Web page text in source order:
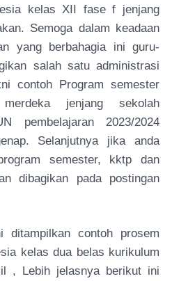
kelas XII fase f jenjang
Semoga dalam keadaan
yang berbahagia ini guru-
salah satu administrasi
contoh Program semester
jenjang sekolah
pembelajaran 2023/2024
Selanjutnya jika anda
semester, kktp dan
dibagikan pada postingan
ditampilkan contoh prosem
kelas dua belas kurikulum
, Lebih jelasnya berikut ini